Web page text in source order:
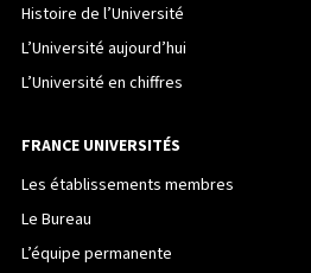
Histoire de l’Université
L’Université aujourd’hui
L’Université en chiffres
FRANCE UNIVERSITÉS
Les établissements membres
Le Bureau
L’équipe permanente